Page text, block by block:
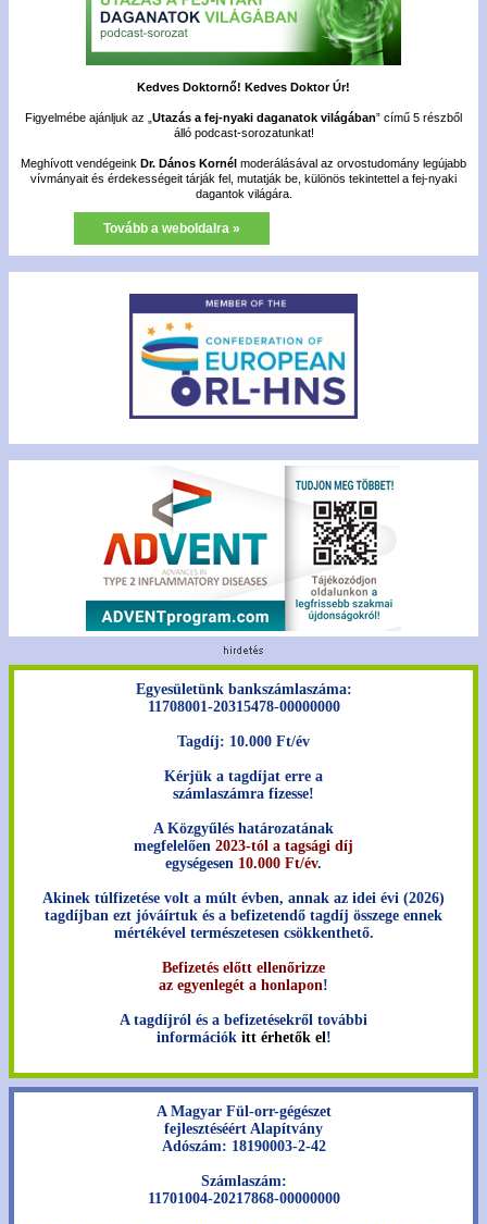
Kedves Doktornő! Kedves Doktor Úr!
Figyelmébe ajánljuk az „ Utazás a fej-nyaki daganatok világában” című 5 részből
álló podcast-sorozatunkat!
Meghívott vendégeink Dr. Dános Kornél moderálásával az orvostudomány legújabb
vívmányait és érdekességeit tárják fel, mutatják be, különös tekintettel a fej-nyaki
dagantok világára.
Tovább a weboldalra »
Egyesületünk bankszámlaszáma:
11708001-20315478-00000000
Tagdíj: 10.000 Ft/év
Kérjük a tagdíjat erre a
számlaszámra fizesse!
A Közgyűlés határozatának
megfelelően 2023-tól a tagsági díj
egységesen 10.000 Ft/év.
Akinek túlfizetése volt a múlt évben, annak az idei évi (2026)
tagdíjban ezt jóváírtuk és a befizetendő tagdíj összege ennek
mértékével természetesen csökkenthető.
Befizetés előtt ellenőrizze
az egyenlegét a honlapon!
A tagdíjról és a befizetésekről további
információk itt érhetők el!
A Magyar Fül-orr-gégészet
fejlesztéséért Alapítvány
Adószám: 18190003-2-42
Számlaszám:
11701004-20217868-00000000